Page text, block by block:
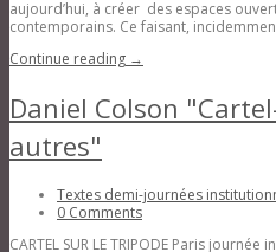
aujourd’hui, à créer des espaces
contemporains. Ce faisant,
Continue reading →
Daniel Colson
autres"
Textes demi-journées
0 Comments
CARTEL SUR LE TRIPODE Paris